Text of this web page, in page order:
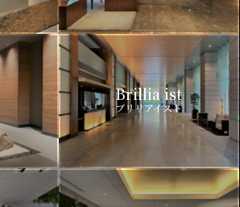
Brillia ist
ブリリアイスト